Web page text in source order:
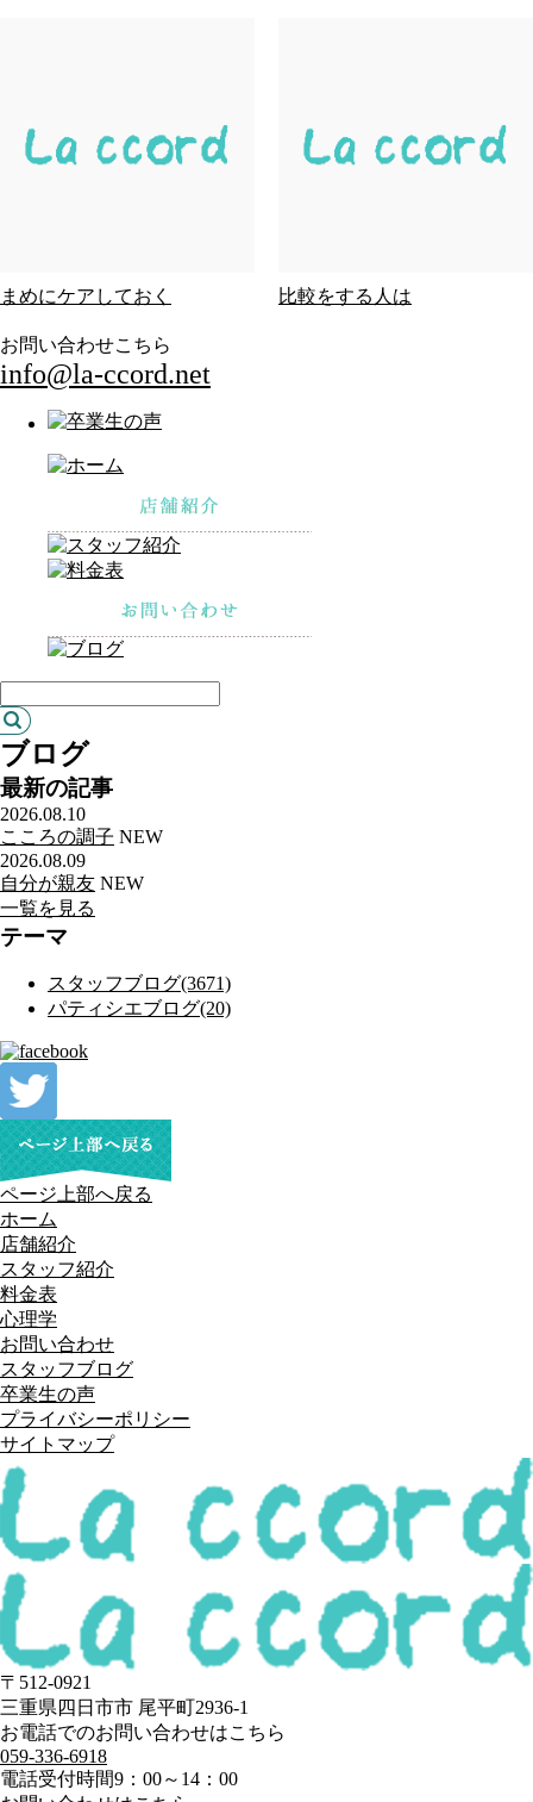
まめにケアしておく 比較をする人は
お問い合わせこちら
info@la-ccord.net
ブログ
最新の記事
2026.08.10
こころの調子 NEW
2026.08.09
自分が親友 NEW
一覧を見る
テーマ
スタッフブログ(3671)
パティシエブログ(20)
ページ上部へ戻る
ホーム
店舗紹介
スタッフ紹介
料金表
心理学
お問い合わせ
スタッフブログ
卒業生の声
プライバシーポリシー
サイトマップ
〒512-0921
三重県四日市市 尾平町2936-1
お電話でのお問い合わせはこちら
059-336-6918
電話受付時間9：00～14：00